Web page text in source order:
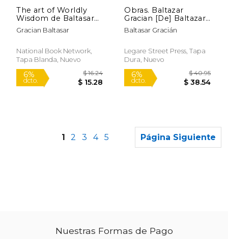
The art of Worldly
Wisdom de Baltasar
Gracian(National
Book Network) (en
Gracian Baltasar
National Book Network,
Tapa Blanda, Nuevo
Obras. Baltazar
Gracian [De] Baltazar
Gracian.
Baltasar Gracián
Legare Street Press, Tapa
Dura, Nuevo
1 2 3 4 5 Página Siguiente
Nuestras Formas de Pago